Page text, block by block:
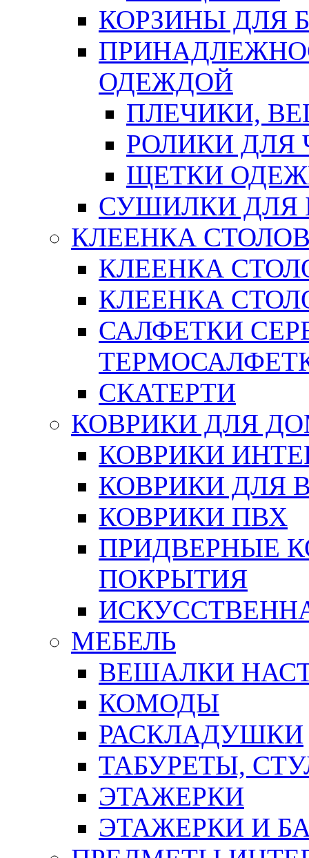
КОРЗИНЫ ДЛЯ
ОДЕЖДОЙ
ПЛЕЧИКИ,
РОЛИКИ ДЛЯ
ЩЕТКИ
СУШИЛКИ ДЛЯ
КЛЕЕНКА
КЛЕЕНКА
КЛЕЕНКА
САЛФЕТКИ
СКАТЕРТИ
КОВРИКИ ДЛЯ
КОВРИКИ
КОВРИКИ ДЛЯ
КОВРИКИ ПВХ
ПРИДВЕРНЫЕ
ПОКРЫТИЯ
МЕБЕЛЬ
ВЕШАЛКИ
КОМОДЫ
РАСКЛАДУШКИ
ТАБУРЕТЫ,
ЭТАЖЕРКИ
ЭТАЖЕРКИ И